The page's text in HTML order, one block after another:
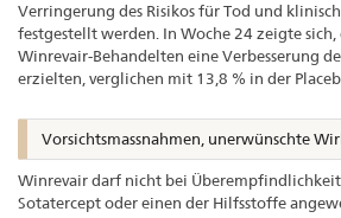
Verringerung des Risikos für Tod und
festgestellt werden. In Woche 24 zeigte sich,
Winrevair-Behandelten eine Verbesserung
erzielten, verglichen mit 13,8 % in der
Vorsichtsmassnahmen, unerwünschte
Winrevair darf nicht bei
Sotatercept oder einen der Hilfsstoffe